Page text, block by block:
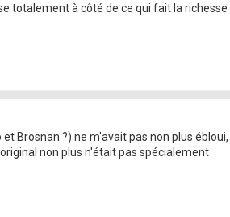
totalement à côté de ce qui fait la richesse
Brosnan ?) ne m'avait pas non plus ébloui,
non plus n'était pas spécialement